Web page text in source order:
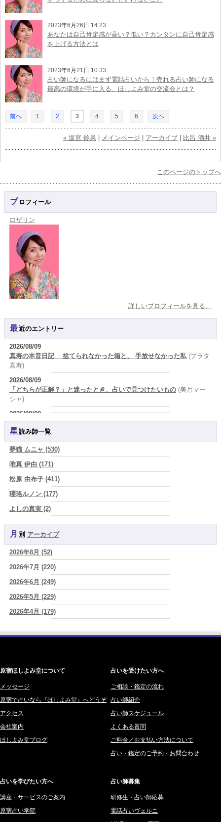
2023年6月26日 14:23
あなたは自己肯定感が高い？低い？カンタンに自己肯定感
を上げる方法とは
2023年6月21日 10:33
占い師になるにはまず電話占いから！売れる占い師になる
最高の環境が手に入る、ほしよみ堂の交流会とは？
前へ 1 2 3 4 5 6 次へ
« 坂宮 鈴果 メインページ アーカイブ 比呂 酒井 »
このページのトップへ
プロフィール
ロザリン
詳しいプロフィールを見る。
最近のエントリー
2026/08/09
真寿の本音日記 捨てられなかった箱と、 手放せなかった私 (プラタ
真寿)
2026/08/09
「どちらが正解？」と迷ったとき、占いで見つけたいもの (美月マー
シャ)
2026/08/09
答えを急がない恋ほど、長く続く。 (唯真 伊由)
人生は、いつか終わるのだから未来への準備が今日を豊かにする
巳華 - Mamika -)
「母親になったら女は終わり』なんて誰が決めた？その言葉を信じた
瞬間から、あなたの人生は他人の脚本になっている」
2026/08/08
「人生が変わらない人には、ある共通点がある 裏切った人を許すので
はなく、自分を裏切り続けることをやめない人 (芽百マミム)
2026/08/08
生きづらさと恋愛の悩みを繰り返すあなたへ
2026/08/08
真寿の開運Cooking 鮭が教えてくれた、"積み重ねた先にある豊か
さ" (プラタ 真寿)
2026/08/07
『頑張って好かれる』を やめてみました。届いた 一通のメッセー
ジ。 (プラタ 真寿)
2026/08/07
星読み師一覧
夢猫 ムニャ (530)
唯真 伊由 (171)
松原 由布子 (411)
瓔珞ルノン (177)
よしの真実 (2)
YOSHIKI (58)
よみ (39)
一之森 陽柑 (26)
椰奈空 (64)
ワカリミ (1)
神楽峰ヴィスカ (10)
赤羽うさぎ (341)
橘メルロ (7)
鈴喜みわこ (8)
鯖ノ実 ソニン (19)
愛音ソナタ (16)
紫村 明世 (34)
月別 アーカイブ
2026年8月 (52)
2026年7月 (220)
2026年6月 (249)
2026年5月 (229)
2026年4月 (179)
2025年12月 (201)
2025年11月 (252)
2025年10月 (242)
2025年9月 (196)
2025年8月 (182)
2025年7月 (192)
原宿ほしよみ堂について
メッセージ
原宿で占いなら『ほしよみ堂』へどうぞ
アクセス
会社案内
ほしよみ堂ブログ
占いを受けたい方へ
ご相談・鑑定の流れ
占い師紹介
占い師スケジュール
よくある質問
ご料金／お支払い方法について
占い・鑑定のご予約・お問合わせ
占いを学びたい方へ
講座・サービスのご案内
原宿占い学院
占い師募集
研修生・占い師応募
電話占いヴェルニ